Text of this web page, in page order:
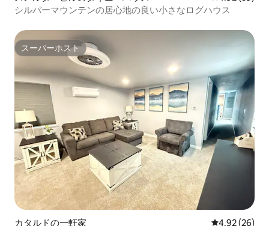
シルバーマウンテンの居心地の良い小さなログハウス
スーパーホスト
スーパーホスト
カタルドの一軒家 レビュー26
4.92 (26)